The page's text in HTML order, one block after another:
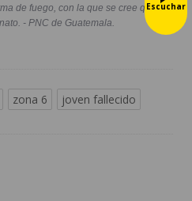
de fuego, con la que se cree que
- PNC de Guatemala.
zona 6 joven fallecido
Escuchar